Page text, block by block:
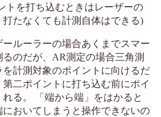
トを打ち込むときはレーザーの
たなくても計測自体はできる)
ルーラーの場合あくまでスマー
るのだが、AR測定の場合三角測
計測対象のポイントに向けるだ
二ポイントに打ち込む前にポイ
る。 「端から端」をはかると
おいてしまうと操作できないの